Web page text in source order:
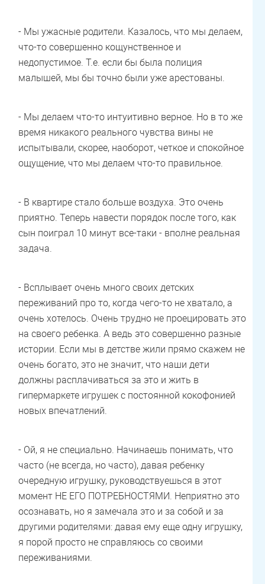
- Мы ужасные родители. Казалось, что мы делаем,
что-то совершенно кощунственное и
недопустимое. Т.е. если бы была полиция
малышей, мы бы точно были уже арестованы.
- Мы делаем что-то интуитивно верное. Но в то же
время никакого реального чувства вины не
испытывали, скорее, наоборот, четкое и спокойное
ощущение, что мы делаем что-то правильное.
- В квартире стало больше воздуха. Это очень
приятно. Теперь навести порядок после того, как
сын поиграл 10 минут все-таки - вполне реальная
задача.
- Всплывает очень много своих детских
переживаний про то, когда чего-то не хватало, а
очень хотелось. Очень трудно не проецировать это
на своего ребенка. А ведь это совершенно разные
истории. Если мы в детстве жили прямо скажем не
очень богато, это не значит, что наши дети
должны расплачиваться за это и жить в
гипермаркете игрушек с постоянной кокофонией
новых впечатлений.
- Ой, я не специально. Начинаешь понимать, что
часто (не всегда, но часто), давая ребенку
очередную игрушку, руководствуешься в этот
момент НЕ ЕГО ПОТРЕБНОСТЯМИ. Неприятно это
осознавать, но я замечала это и за собой и за
другими родителями: давая ему еще одну игрушку,
я порой просто не справляюсь со своими
переживаниями.